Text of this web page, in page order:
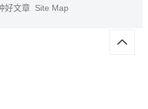
好文章 Site Map